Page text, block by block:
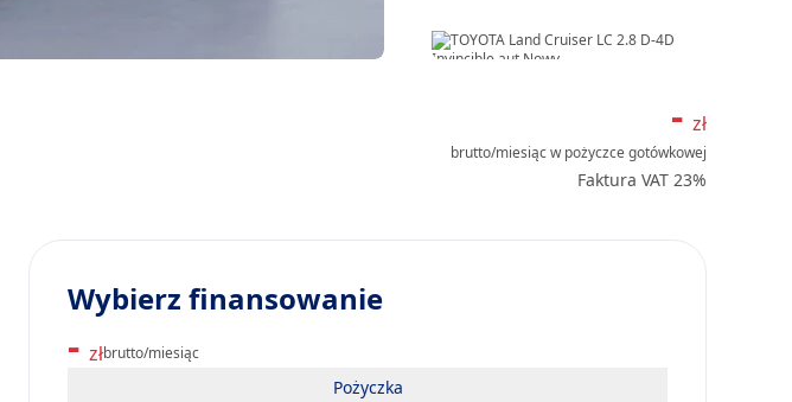
- zł
brutto/miesiącw pożyczce gotówkowej
Faktura VAT 23%
Wybierz finansowanie
- złbrutto/miesiąc
Pożyczka